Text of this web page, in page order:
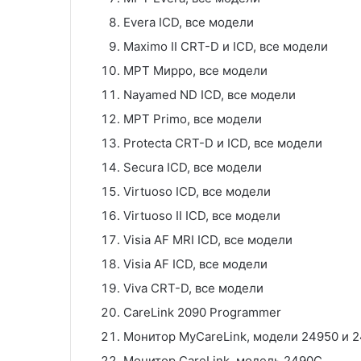
Evera ICD, все модели
Maximo II CRT-D и ICD, все модели
МРТ Мирро, все модели
Nayamed ND ICD, все модели
МРТ Primo, все модели
Protecta CRT-D и ICD, все модели
Secura ICD, все модели
Virtuoso ICD, все модели
Virtuoso II ICD, все модели
Visia AF MRI ICD, все модели
Visia AF ICD, все модели
Viva CRT-D, все модели
CareLink 2090 Programmer
Монитор MyCareLink, модели 24950 и